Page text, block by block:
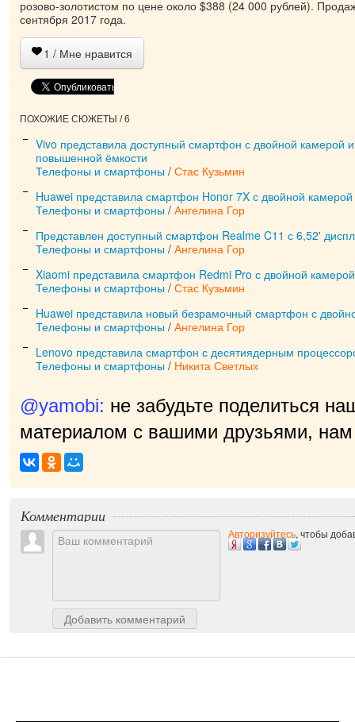
розово-золотистом по цене около $388 (24 000 рублей).
сентября 2017 года.
1 / Мне нравится
ПОХОЖИЕ СЮЖЕТЫ / 6
Vivo представила доступный смартфон с двойной камерой
повышенной ёмкости
Телефоны и смартфоны / Стас Кузьмин
Huawei представила смартфон Honor 7X с двойной камерой
Телефоны и смартфоны / Ангелина Гор
Представлен доступный смартфон Realme C11 с 6,52'
Телефоны и смартфоны / Ангелина Гор
Xiaomi представила смартфон Redmi Pro с двойной камерой
Телефоны и смартфоны / Стас Кузьмин
Huawei представила новый безрамочный смартфон с
Телефоны и смартфоны / Ангелина Гор
Lenovo представила смартфон с десятиядерным
Телефоны и смартфоны / Никита Светлых
@yamobi: не забудьте поделиться
материалом с вашими друзьями, нам
пр|
Комментарии